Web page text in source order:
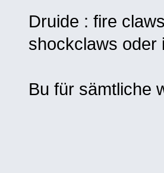
Druide : fire
shockclaws oder
Bu für sämtliche